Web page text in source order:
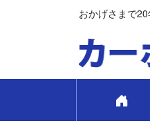
おかげさまで